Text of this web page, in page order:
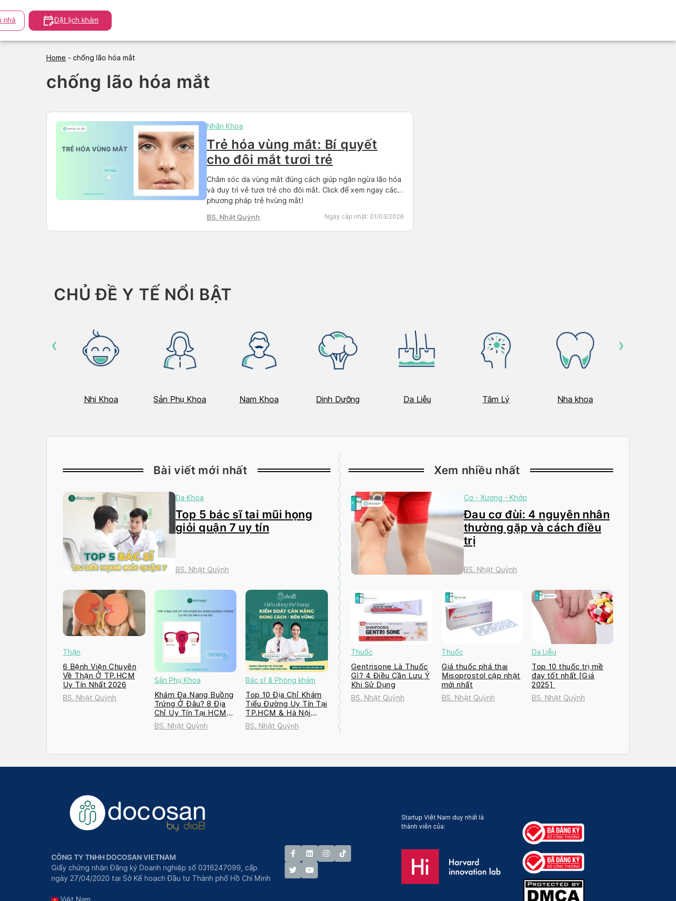
to
content
nhà Đặt lịch khám
Home - chống lão hóa mắt
chống lão hóa mắt
Nhãn Khoa
Trẻ hóa vùng mắt: Bí quyết
cho đôi mắt tươi trẻ
Chăm sóc da vùng mắt đúng cách giúp ngăn ngừa lão hóa
và duy trì vẻ tươi trẻ cho đôi mắt. Click để xem ngay các
phương pháp trẻ hvùng mắt!
BS. Nhật Quỳnh Ngày cập nhật: 01/03/2026
CHỦ ĐỀ Y TẾ NỔI BẬT
Nhi Khoa Sản Phụ Khoa Nam Khoa Dinh Dưỡng Da Liễu Tâm Lý Nha khoa
‹ ›
Bài viết mới nhất
Đa Khoa
Top 5 bác sĩ tai mũi họng
giỏi quận 7 uy tín
BS. Nhật Quỳnh
Thận
6 Bệnh Viện Chuyên
Về Thận Ở TP.HCM
Uy Tín Nhất 2026
BS. Nhật Quỳnh
Sản Phụ Khoa
Khám Đa Nang Buồng
Trứng Ở Đâu? 8 Địa
Chỉ Uy Tín Tại HCM
và Hà Nội 2026
BS. Nhật Quỳnh
Bác sĩ & Phòng khám
Top 10 Địa Chỉ Khám
Tiểu Đường Uy Tín Tại
TP.HCM & Hà Nội
2026
BS. Nhật Quỳnh
Xem nhiều nhất
Cơ - Xương - Khớp
Đau cơ đùi: 4 nguyên nhân
thường gặp và cách điều
trị
BS. Nhật Quỳnh
Thuốc
Gentrisone Là Thuốc
Gì? 4 Điều Cần Lưu Ý
Khi Sử Dụng
BS. Nhật Quỳnh
Thuốc
Giá thuốc phá thai
Misoprostol cập nhật
mới nhất
BS. Nhật Quỳnh
Da Liễu
Top 10 thuốc trị mề
đay tốt nhất [Giá
2025]
BS. Nhật Quỳnh
CÔNG TY TNHH DOCOSAN VIETNAM
Giấy chứng nhận Đăng ký Doanh nghiệp số 0316247099, cấp
ngày 27/04/2020 tại Sở Kế hoạch Đầu tư Thành phố Hồ Chí Minh
Startup Việt Nam duy nhất là
thành viên của: